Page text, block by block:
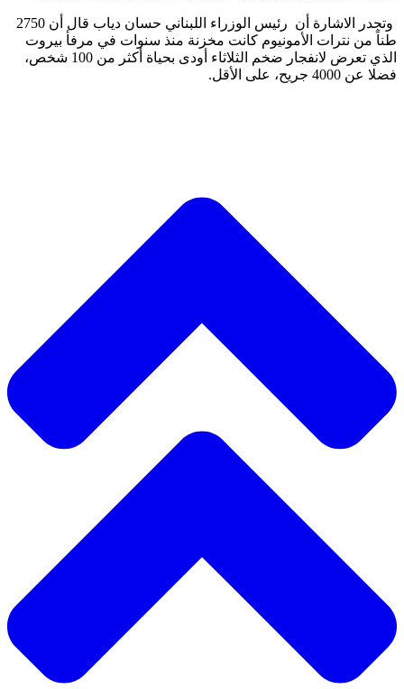
وتجدر الاشارة أن رئيس الوزراء اللبناني حسان دياب قال أن 2750
طناً من نترات الأمونيوم كانت مخزنة منذ سنوات في مرفأ بيروت
الذي تعرض لانفجار ضخم الثلاثاء أودى بحياة أكثر من 100 شخص،
فضلا عن 4000 جريح، على الأقل.